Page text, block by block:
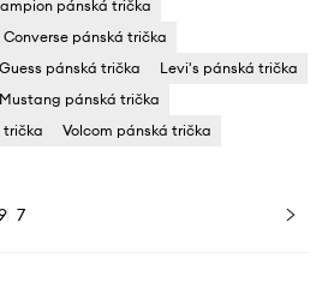
pánská trička
Converse pánská trička
Guess pánská trička
Levi's pánská trička
Mustang pánská trička
trička
Volcom pánská trička
7